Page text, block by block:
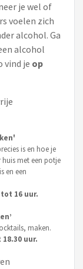
je wel of
voelen zich
alcohol. Ga
alcohol
vind je op
is en hoe je
huis met een potje
en een
16 uur.
maken.
uur.